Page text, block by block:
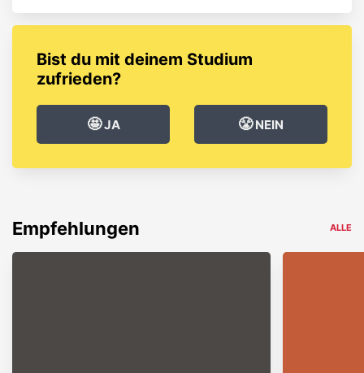
Bist du mit deinem Studium
zufrieden?
🤩JA 😤NEIN
Empfehlungen ALLE